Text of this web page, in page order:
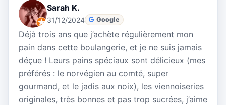
Sarah K.
31/12/2024 Google
Déjà trois ans que j’achète régulièrement mon
pain dans cette boulangerie, et je ne suis jamais
déçue ! Leurs pains spéciaux sont délicieux (mes
préférés : le norvégien au comté, super
gourmand, et le jadis aux noix), les viennoiseries
originales, très bonnes et pas trop sucrées, j’aime